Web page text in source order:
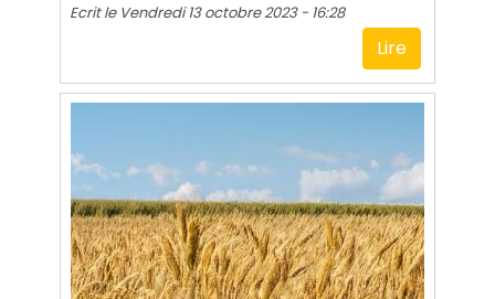
Ecrit le Vendredi 13 octobre 2023 - 16:28
Lire